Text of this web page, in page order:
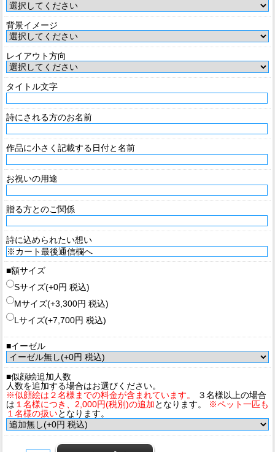
背景イメージ
レイアウト方向
タイトル文字
詩にされる方のお名前
作品に小さく記載する日付と名前
お祝いの用途
贈る方とのご関係
詩に込められたい想い
■額サイズ
Sサイズ(+0円 税込)
Mサイズ(+3,300円 税込)
Lサイズ(+7,700円 税込)
■イーゼル
■似顔絵追加人数
人数を追加する場合はお選びください。
※似顔絵は２名様までの料金が含まれています。
３名様以上の場合
は １名様につき、2,000円(税別)の追加となります。
※ペット一匹も
１名様の扱いとなります。